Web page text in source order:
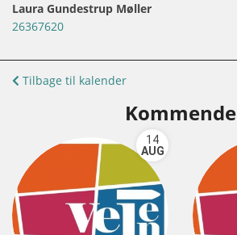
Laura Gundestrup Møller
26367620
Tilbage til kalender
Kommende
14
AUG